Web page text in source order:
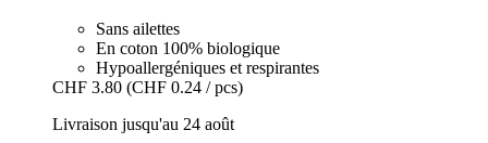
Sans ailettes
En coton 100% biologique
Hypoallergéniques et respirantes
CHF 3.80 (CHF 0.24 / pcs)
Livraison jusqu'au 24 août